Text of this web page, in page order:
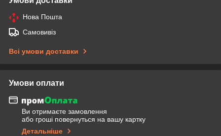
Нова Пошта
Самовивіз
Всі умови доставки
Умови оплати
Ви отримаєте замовлення
або гроші повернуться на вашу картку
Детальніше